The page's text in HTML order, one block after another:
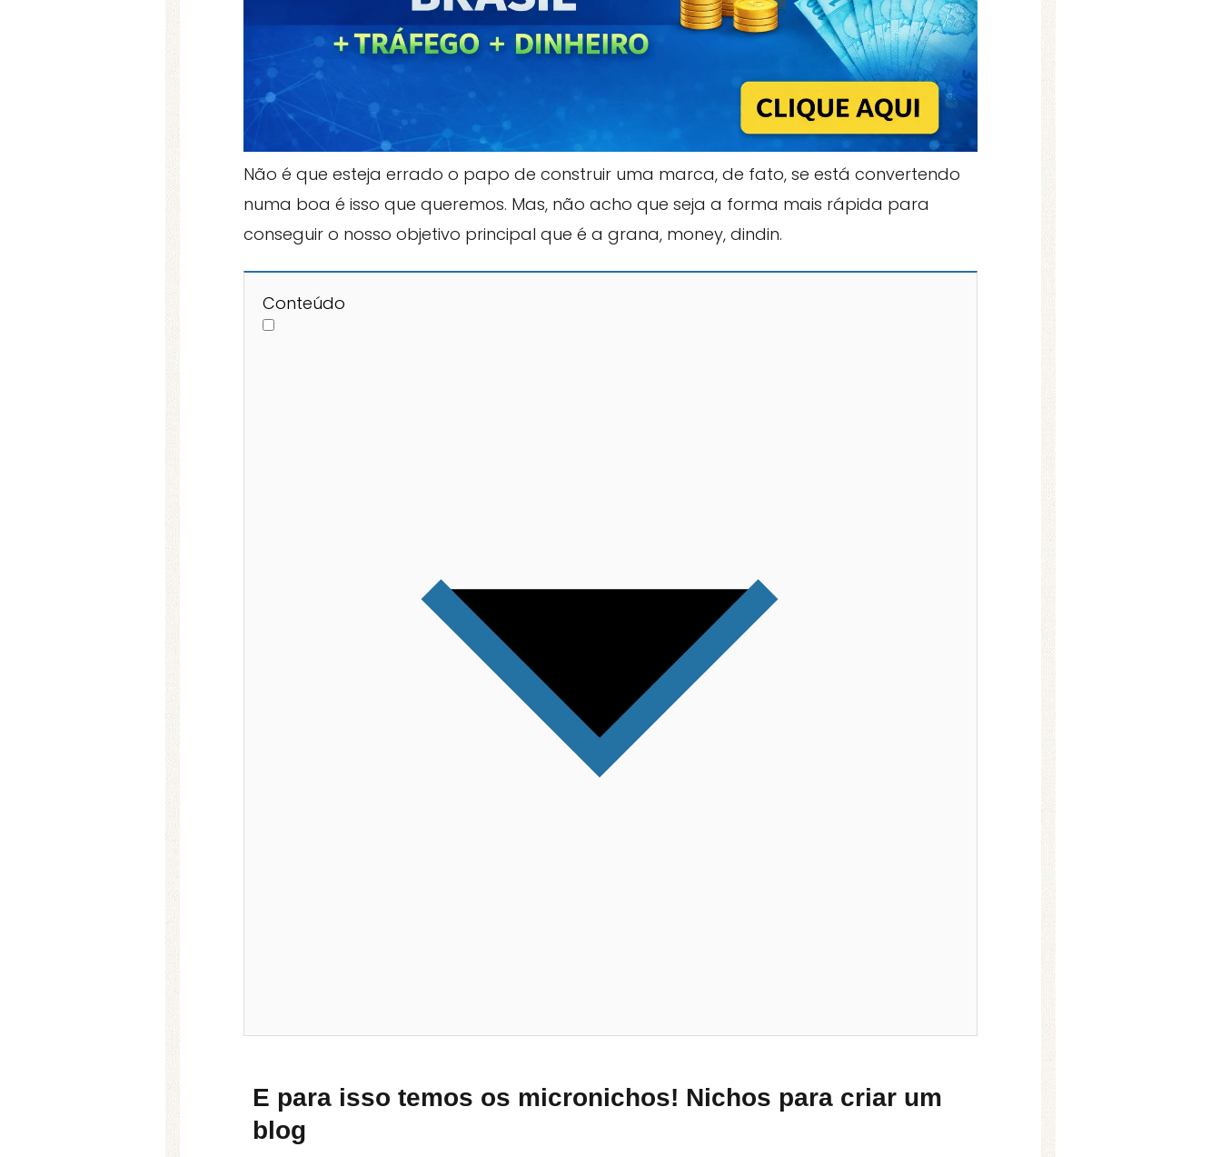
Não é que esteja errado o papo de construir uma marca, de fato, se está convertendo
numa boa é isso que queremos. Mas, não acho que seja a forma mais rápida para
conseguir o nosso objetivo principal que é a grana, money, dindin.
Conteúdo
E para isso temos os micronichos! Nichos para criar um
blog